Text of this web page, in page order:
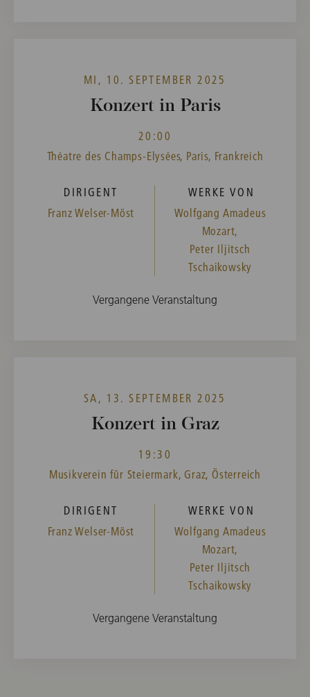
MI, 10. SEPTEMBER 2025
Konzert in Paris
20:00
Théatre des Champs-Elysées, Paris, Frankreich
DIRIGENT
Franz Welser-Möst
WERKE VON
Wolfgang Amadeus
Mozart,
Peter Iljitsch
Tschaikowsky
Vergangene Veranstaltung
SA, 13. SEPTEMBER 2025
Konzert in Graz
19:30
Musikverein für Steiermark, Graz, Österreich
DIRIGENT
Franz Welser-Möst
WERKE VON
Wolfgang Amadeus
Mozart,
Peter Iljitsch
Tschaikowsky
Vergangene Veranstaltung